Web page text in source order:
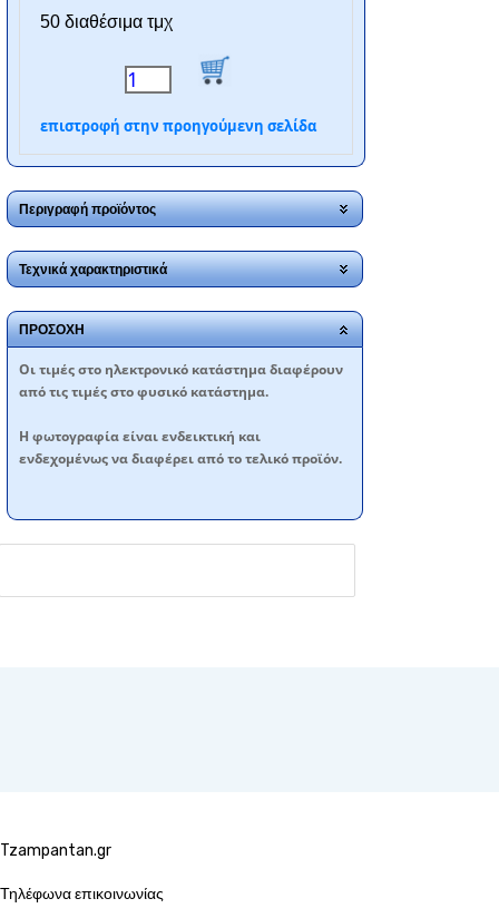
50 διαθέσιμα τμχ
επιστροφή στην προηγούμενη σελίδα
Περιγραφή προϊόντος
Τεχνικά χαρακτηριστικά
ΠΡΟΣΟΧΗ
Oι τιμές στο ηλεκτρονικό κατάστημα διαφέρουν
από τις τιμές στο φυσικό κατάστημα.
Η φωτογραφία είναι ενδεικτική και
ενδεχομένως να διαφέρει από το τελικό προϊόν.
Tzampantan.gr
Τηλέφωνα επικοινωνίας